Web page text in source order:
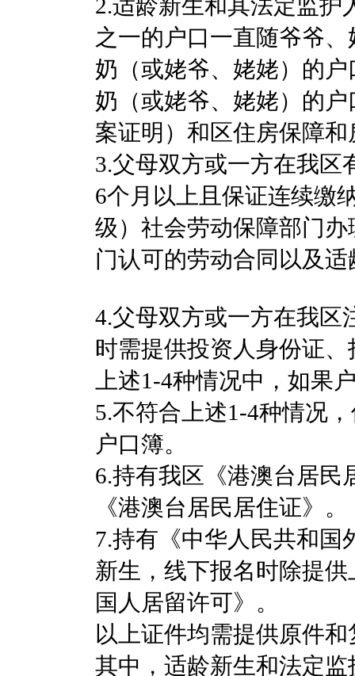
2.适龄新生和其法定监护
之一的户口一直随爷爷
奶（或姥爷、姥姥）的
奶（或姥爷、姥姥）的
案证明）和区住房保障
3.父母双方或一方在我区
6个月以上且保证连续缴
级）社会劳动保障部门
门认可的劳动合同以及
4.父母双方或一方在我区
时需提供投资人身份证
上述1-4种情况中，如果
5.不符合上述1-4种情况
户口簿。
6.持有我区《港澳台居民
《港澳台居民居住证》。
7.持有《中华人民共和国
新生，线下报名时除提
国人居留许可》。
以上证件均需提供原件
其中，适龄新生和法定